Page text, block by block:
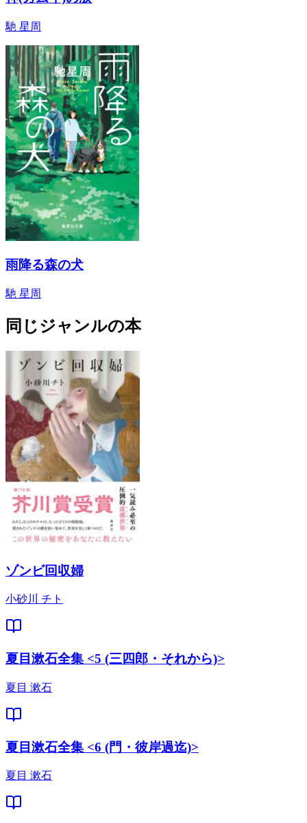
馳 星周
雨降る森の犬
馳 星周
同じジャンルの本
ゾンビ回収婦
小砂川 チト
夏目漱石全集 <5 (三四郎・それから)>
夏目 漱石
夏目漱石全集 <6 (門・彼岸過迄)>
夏目 漱石